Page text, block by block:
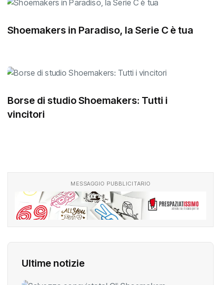
Shoemakers in Paradiso, la Serie C è tua
Borse di studio Shoemakers: Tutti i
vincitori
MESSAGGIO PUBBLICITARIO
Ultime notizie